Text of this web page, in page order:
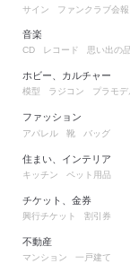
サイン ファンクラブ会報
音楽
CD レコード 思い出の品
ホビー、カルチャー
模型 ラジコン プラモデ
ファッション
アパレル 靴 バッグ
住まい、インテリア
キッチン ペット用品
チケット、金券
興行チケット 割引券
不動産
マンション 一戸建て